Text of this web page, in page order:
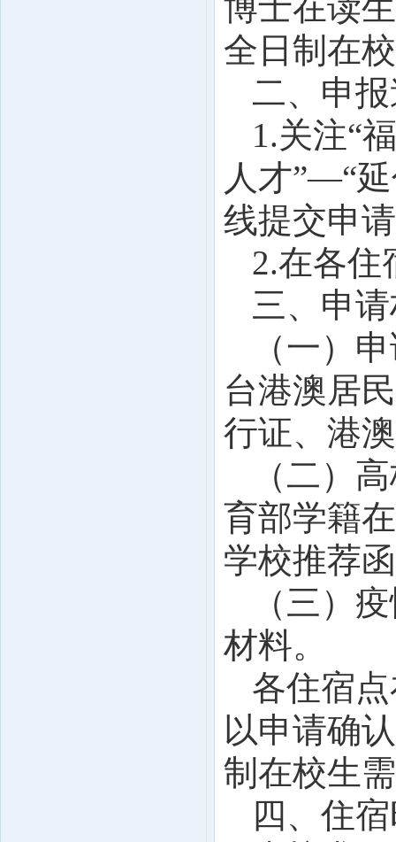
全日制在
二、 申
1.关注“
人才”—“
线提交申
2.在各住
三、 申
（一）
台港澳居
行证、港
（二）
育部学籍
学校推荐函
（三）
材料。
各住宿
以申请确
制在校生
四、住